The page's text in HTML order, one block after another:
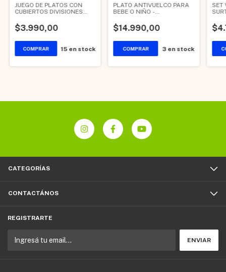
JUEGO DE PLATOS CON
CUBIERTOS DIVISIONES
$3.990,00
15en stock
PLATO ANTIVUELCO PARA
BEBE O NIÑO -
$14.990,00
3en stock
SET
CATEGORÍAS
CONTACTÁNOS
REGISTRARTE